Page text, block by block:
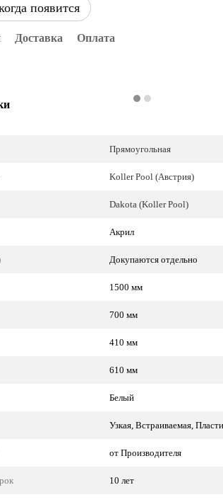
появится
Доставка Оплата
Прямоугольная
Koller Pool (Австрия)
Dakota (Koller Pool)
Акрил
Докупаются отдельно
1500 мм
700 мм
410 мм
610 мм
Белый
Узкая, Встраиваемая,
от Производителя
10 лет